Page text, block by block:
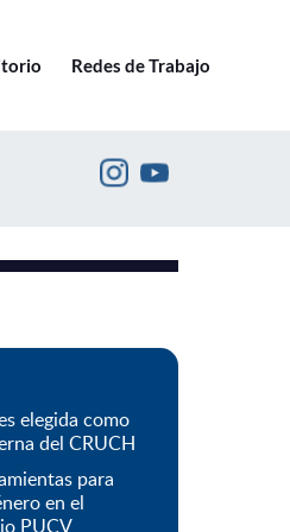
Redes de Trabajo
elegida como
del CRUCH
para
en el
PUCV